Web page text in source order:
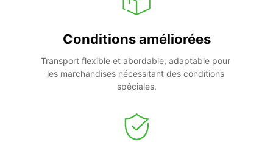
Conditions améliorées
Transport flexible et abordable, adaptable pour
les marchandises nécessitant des conditions
spéciales.